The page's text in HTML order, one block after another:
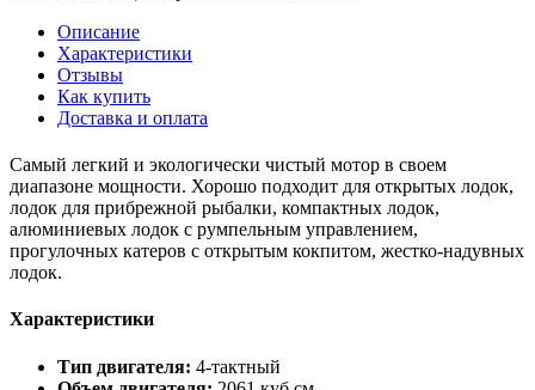
Описание
Характеристики
Отзывы
Как купить
Доставка и оплата
Самый легкий и экологически чистый мотор в своем
диапазоне мощности. Хорошо подходит для открытых лодок,
лодок для прибрежной рыбалки, компактных лодок,
алюминиевых лодок с румпельным управлением,
прогулочных катеров с открытым кокпитом, жестко-надувных
лодок.
Характеристики
Тип двигателя: 4-тактный